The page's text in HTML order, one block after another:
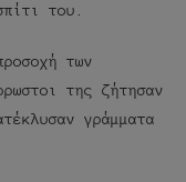
του.
των
της ζήτησαν
γράμματα